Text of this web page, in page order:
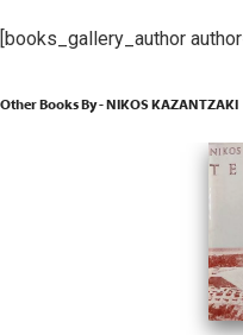
[books_gallery_author
Other Books By - NIKOS KAZANTZAKI